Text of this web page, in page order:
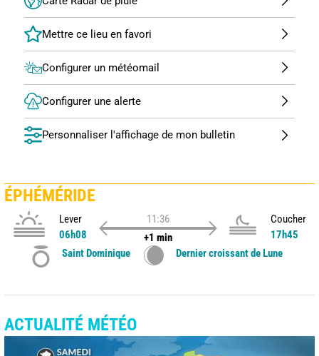
Configurer un météomail
Configurer une alerte
Personnaliser l'affichage de mon bulletin
ÉPHÉMÉRIDE
Lever
06h08
11:36
+1 min
Coucher
17h45
Saint Dominique
Dernier croissant de Lune
ACTUALITÉ MÉTÉO